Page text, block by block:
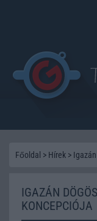
Főoldal > Hírek >
IGAZÁN
KONCEPCIÓJA